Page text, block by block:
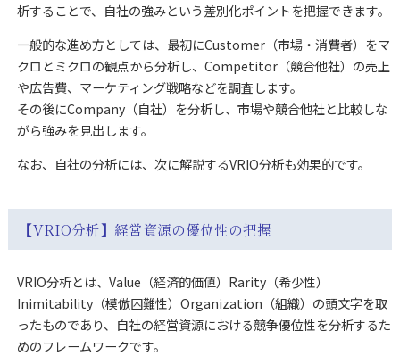
析することで、自社の強みという差別化ポイントを把握できます。
一般的な進め方としては、最初にCustomer（市場・消費者）をマ
クロとミクロの観点から分析し、Competitor（競合他社）の売上
や広告費、マーケティング戦略などを調査します。
その後にCompany（自社）を分析し、市場や競合他社と比較しな
がら強みを見出します。
なお、自社の分析には、次に解説するVRIO分析も効果的です。
【VRIO分析】経営資源の優位性の把握
VRIO分析とは、Value（経済的価値）Rarity（希少性）
Inimitability（模倣困難性）Organization（組織）の頭文字を取
ったものであり、自社の経営資源における競争優位性を分析するた
めのフレームワークです。